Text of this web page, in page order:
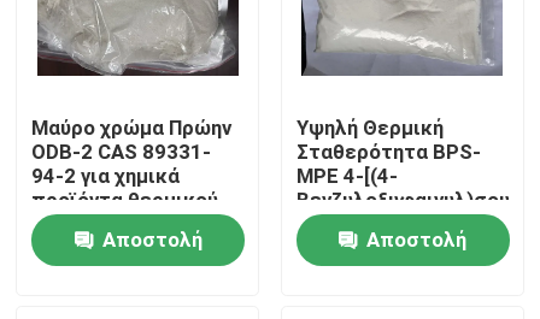
Σπίτι
Προϊόντα
Μαύρο χρώμα Πρώην
ODB-2 CAS 89331-
94-2 για χημικά
προϊόντα θερμικού
χαρτιού και υλικά
καταγραφήςΑποστολή
Υψηλή Θερμική
Σταθερότητα BPS-
MPE 4-[(4-
Χρωμογόνος
Εμφανίζει
εξαιρετική αντοχή
Αποστολή